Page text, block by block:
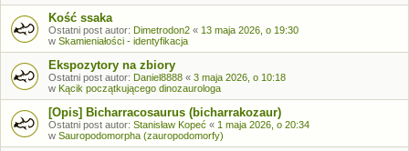
Kość ssaka
Ostatni post autor: Dimetrodon2 « 13 maja 2026, o 19:30
w Skamieniałości - identyfikacja
Ekspozytory na zbiory
Ostatni post autor: Daniel8888 « 3 maja 2026, o 10:18
w Kącik początkującego dinozaurologa
[Opis] Bicharracosaurus (bicharrakozaur)
Ostatni post autor: Stanisław Kopeć « 1 maja 2026, o 20:34
w Sauropodomorpha (zauropodomorfy)